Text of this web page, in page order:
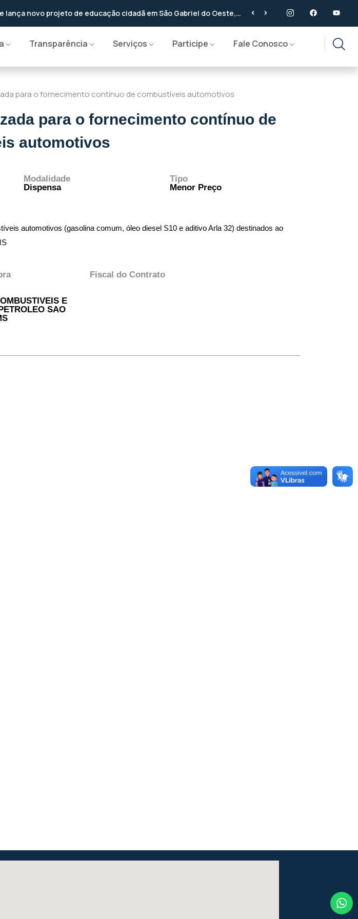
lança novo projeto de educação cidadã em São Gabriel do Oeste,
Transparência Serviços Participe Fale Conosco
para o fornecimento contínuo de combustíveis automotivos
para o fornecimento contínuo de
automotivos
Modalidade
Dispensa
Tipo
Menor Preço
automotivos (gasolina comum, óleo diesel S10 e aditivo Arla 32) destinados ao
E
SAO
Fiscal do Contrato